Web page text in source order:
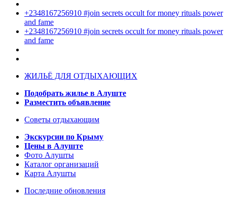
+2348167256910 #join secrets occult for money rituals power
and fame
+2348167256910 #join secrets occult for money rituals power
and fame
ЖИЛЬЁ ДЛЯ ОТДЫХАЮЩИХ
Подобрать жилье в Алуште
Разместить объявление
Советы отдыхающим
Экскурсии по Крыму
Цены в Алуште
Фото Алушты
Каталог организаций
Карта Алушты
Последние обновления